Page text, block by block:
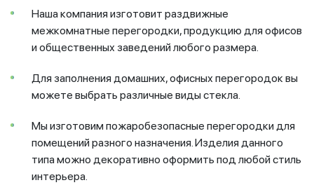
Наша компания изготовит раздвижные
межкомнатные перегородки, продукцию для офисов
и общественных заведений любого размера.
Для заполнения домашних, офисных перегородок вы
можете выбрать различные виды стекла.
Мы изготовим пожаробезопасные перегородки для
помещений разного назначения. Изделия данного
типа можно декоративно оформить под любой стиль
интерьера.